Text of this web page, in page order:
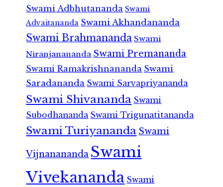
Swami Adbhutananda Swami
Advaitananda Swami Akhandananda
Swami Brahmananda Swami
Niranjanananda Swami Premananda
Swami Ramakrishnananda Swami
Saradananda Swami Sarvapriyananda
Swami Shivananda Swami
Subodhananda Swami Trigunatitananda
Swami Turiyananda Swami
Vijnanananda Swami
Vivekananda Swami